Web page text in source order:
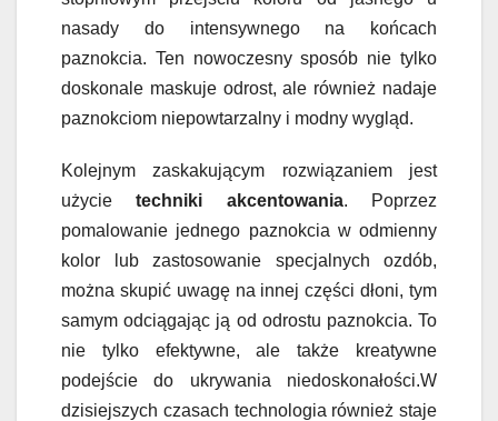
nasady do intensywnego na końcach
paznokcia. Ten nowoczesny sposób nie tylko
doskonale maskuje odrost, ale również nadaje
paznokciom niepowtarzalny i modny wygląd.
Kolejnym zaskakującym rozwiązaniem jest
użycietechniki akcentowania. Poprzez
pomalowanie jednego paznokcia w odmienny
kolor lub zastosowanie specjalnych ozdób,
można skupić uwagę na innej części dłoni, tym
samym odciągając ją od odrostu paznokcia. To
nie tylko efektywne, ale także kreatywne
podejście do ukrywania niedoskonałości.W
dzisiejszych czasach technologia również staje